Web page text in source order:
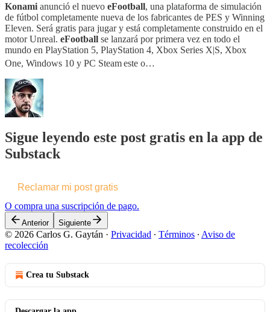
Konami anunció el nuevo eFootball, una plataforma de simulación
de fútbol completamente nueva de los fabricantes de PES y Winning
Eleven. Será gratis para jugar y está completamente construido en el
motor Unreal. eFootball se lanzará por primera vez en todo el
mundo en PlayStation 5, PlayStation 4, Xbox Series X|S, Xbox
One, Windows 10 y PC Steameste o…
Sigue leyendo este post gratis en la app de
Substack
Reclamar mi post gratis
O compra una suscripción de pago.
Anterior Siguiente
© 2026 Carlos G. Gaytán · Privacidad ∙ Términos ∙ Aviso de
recolección
Crea tu Substack